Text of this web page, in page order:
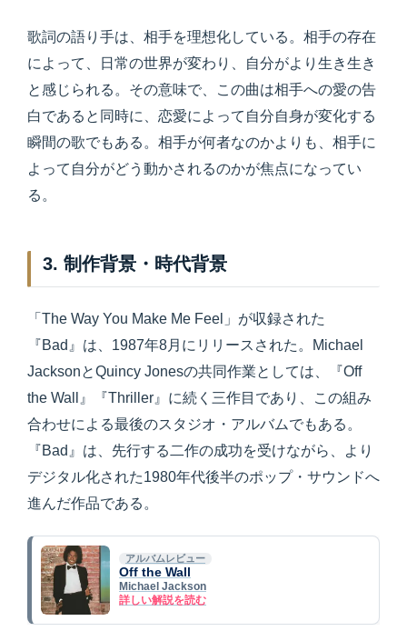
歌詞の語り手は、相手を理想化している。相手の存在
によって、日常の世界が変わり、自分がより生き生き
と感じられる。その意味で、この曲は相手への愛の告
白であると同時に、恋愛によって自分自身が変化する
瞬間の歌でもある。相手が何者なのかよりも、相手に
よって自分がどう動かされるのかが焦点になってい
る。
3. 制作背景・時代背景
「The Way You Make Me Feel」が収録された
『Bad』は、1987年8月にリリースされた。Michael
JacksonとQuincy Jonesの共同作業としては、『Off
the Wall』『Thriller』に続く三作目であり、この組み
合わせによる最後のスタジオ・アルバムでもある。
『Bad』は、先行する二作の成功を受けながら、より
デジタル化された1980年代後半のポップ・サウンドへ
進んだ作品である。
アルバムレビュー
Off the Wall
Michael Jackson
詳しい解説を読む